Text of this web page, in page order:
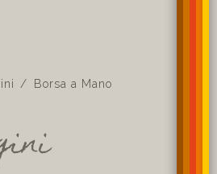
Borsa a Mano